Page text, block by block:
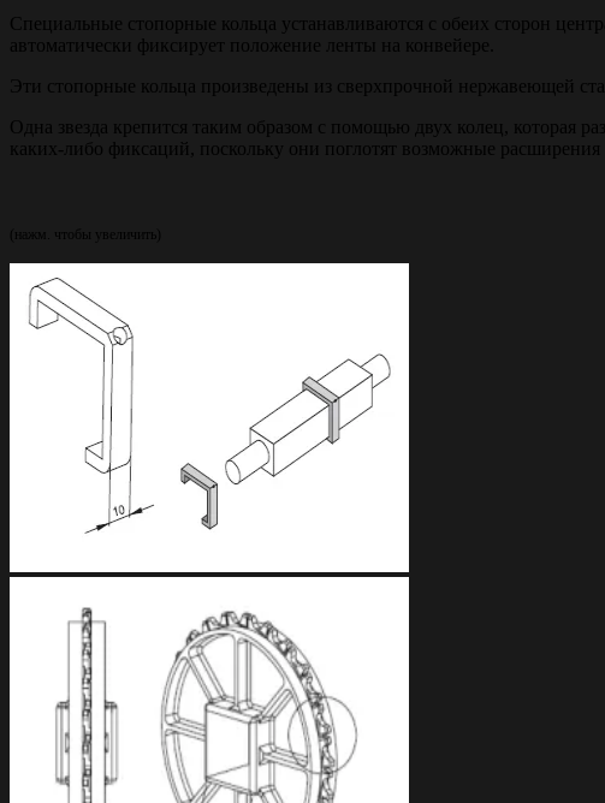
Специальные стопорные кольца устанавливаются с обеих сторон
автоматически фиксирует положение ленты на конвейере.
Эти стопорные кольца произведены из сверхпрочной нержавеющей
Одна звезда крепится таким образом с помощью двух колец, которая
каких-либо фиксаций, поскольку они поглотят возможные
(нажм. чтобы увеличить)